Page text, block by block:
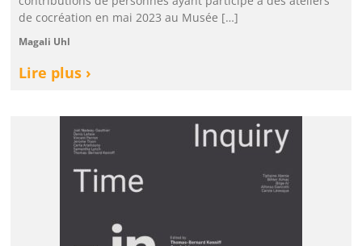
de cocréation en mai 2023 au Musée […]
Magali Uhl
Lire plus ›